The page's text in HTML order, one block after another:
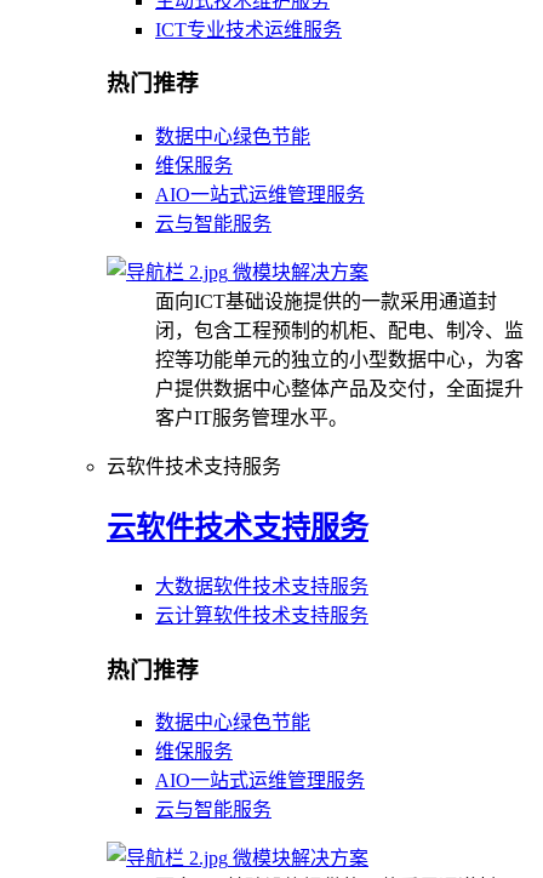
ICT专业技术运维服务
热门推荐
数据中心绿色节能
维保服务
AIO一站式运维管理服务
云与智能服务
微模块解决方案
面向ICT基础设施提供的一款采用通道封
闭，包含工程预制的机柜、配电、制冷、监
控等功能单元的独立的小型数据中心，为客
户提供数据中心整体产品及交付，全面提升
客户IT服务管理水平。
云软件技术支持服务
云软件技术支持服务
大数据软件技术支持服务
云计算软件技术支持服务
热门推荐
数据中心绿色节能
维保服务
AIO一站式运维管理服务
云与智能服务
微模块解决方案